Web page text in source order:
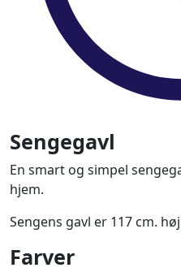
Sengegavl
En smart og simpel
hjem.
Sengens gavl er 117 cm.
Farver